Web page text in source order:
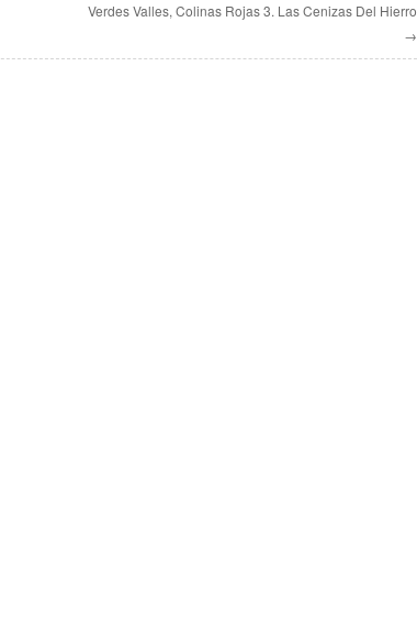
Verdes Valles, Colinas Rojas 3. Las Cenizas Del Hierro
→